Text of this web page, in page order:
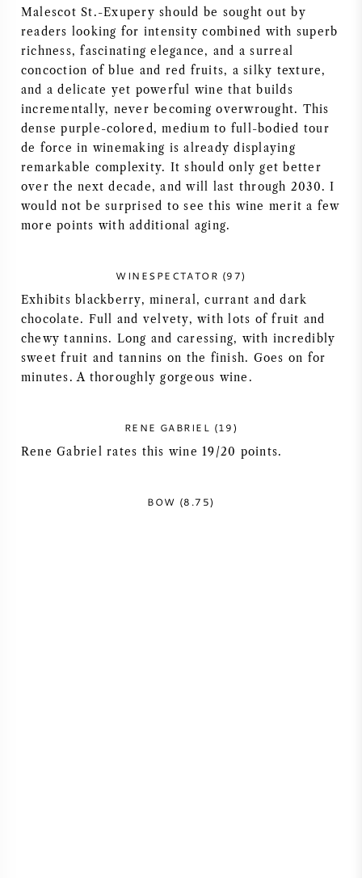
VIN ALLEMAND
VIN AMÉRICAIN
VIN AUTRICHIEN
VIN PORTUGAIS
TOUT LES PAYS
BORDEAUX
BOURGOGNE
NAPA VALLEY
Malescot St.-Exupery should be sought out by
readers looking for intensity combined with superb
richness, fascinating elegance, and a surreal
concoction of blue and red fruits, a silky texture,
and a delicate yet powerful wine that builds
incrementally, never becoming overwrought. This
dense purple-colored, medium to full-bodied tour
de force in winemaking is already displaying
remarkable complexity. It should only get better
over the next decade, and will last through 2030. I
would not be surprised to see this wine merit a few
more points with additional aging.
WINESPECTATOR (97)
Exhibits blackberry, mineral, currant and dark
chocolate. Full and velvety, with lots of fruit and
chewy tannins. Long and caressing, with incredibly
sweet fruit and tannins on the finish. Goes on for
minutes. A thoroughly gorgeous wine.
RENE GABRIEL (19)
Rene Gabriel rates this wine 19/20 points.
BOW (8.75)